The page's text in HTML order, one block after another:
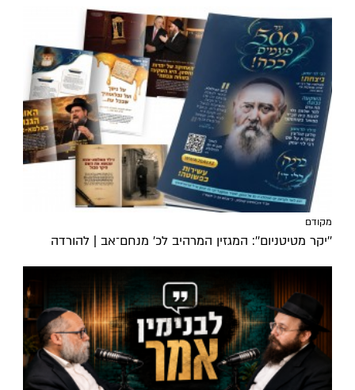
מקודם
''יקר מטיטניום'': המגזין המרהיב לכ’ מנחם־אב | להורדה